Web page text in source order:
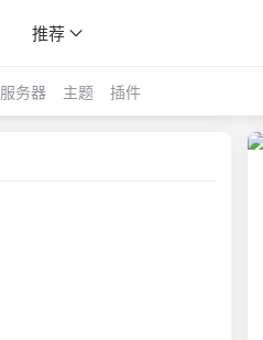
推荐
服务器 主题 插件